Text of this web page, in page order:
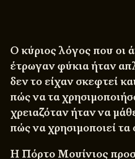
Ο κύριος λόγος που οι
έτρωγαν φύκια ήταν
δεν το είχαν σκεφτεί
πώς να τα
χρειαζόταν ήταν να
πώς να χρησιμοποιεί τα
Η Πόρτο Μουίνιος